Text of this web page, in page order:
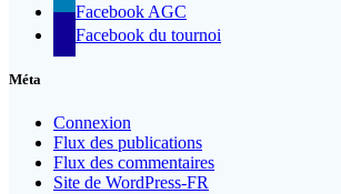
Facebook AGC
Facebook du tournoi
Méta
Connexion
Flux des publications
Flux des commentaires
Site de WordPress-FR